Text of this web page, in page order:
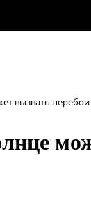
вызвать перебои